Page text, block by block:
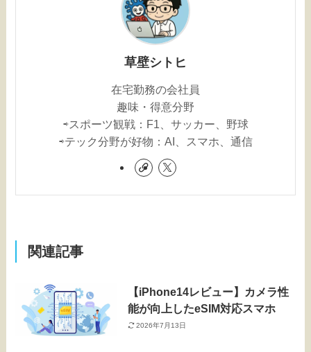
草壁シトヒ
在宅勤務の会社員
趣味・得意分野
⇨スポーツ観戦：F1、サッカー、野球
⇨テック分野が好物：AI、スマホ、通信
関連記事
【iPhone14レビュー】カメラ性
能が向上したeSIM対応スマホ
2026年7月13日